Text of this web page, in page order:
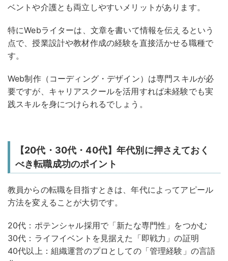
ベントや介護とも両立しやすいメリットがあります。
特にWebライターは、文章を書いて情報を伝えるという
点で、授業設計や教材作成の経験を直接活かせる職種で
す。
Web制作（コーディング・デザイン）は専門スキルが必
要ですが、キャリアスクールを活用すれば未経験でも実
践スキルを身につけられるでしょう。
【20代・30代・40代】年代別に押さえておく
べき転職成功のポイント
教員からの転職を目指すときは、年代によってアピール
方法を変えることが大切です。
20代：ポテンシャル採用で「新たな専門性」をつかむ
30代：ライフイベントを見据えた「即戦力」の証明
40代以上：組織運営のプロとしての「管理経験」の言語